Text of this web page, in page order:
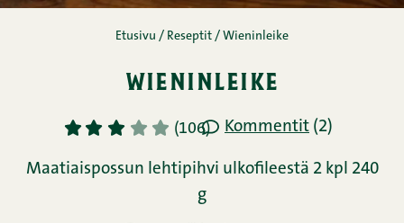
Etusivu / Reseptit / Wieninleike
wieninleike
1 2 3 4 5 (106) Kommentit (2)
Maatiaispossun lehtipihvi ulkofileestä 2 kpl 240
g